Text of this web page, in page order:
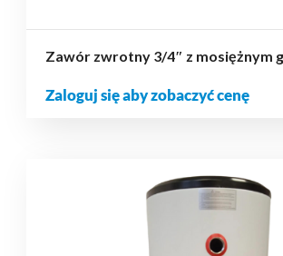
Zawór zwrotny 3/4″ z mosiężnym
Zaloguj się aby zobaczyć cenę